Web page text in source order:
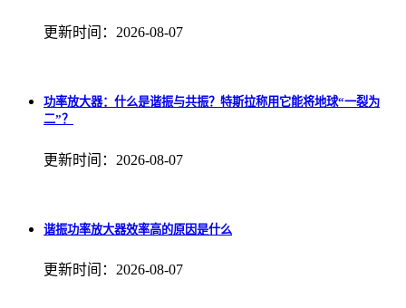
更新时间：2026-08-07
功率放大器：什么是谐振与共振？特斯拉称用它能将地球“一裂为
二”？
更新时间：2026-08-07
谐振功率放大器效率高的原因是什么
更新时间：2026-08-07